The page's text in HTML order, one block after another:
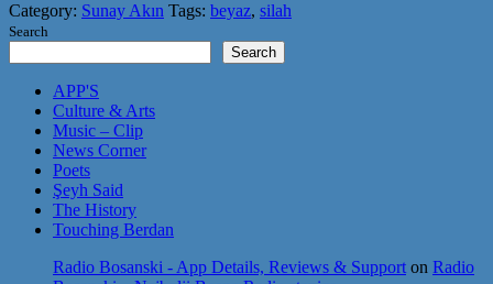
Category: Sunay Akın Tags: beyaz, silah
Search
Search
APP'S
Culture & Arts
Music – Clip
News Corner
Poets
Şeyh Said
The History
Touching Berdan
Radio Bosanski - App Details, Reviews & Support on Radio